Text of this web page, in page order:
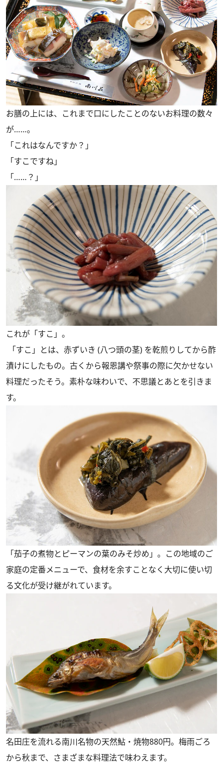
お膳の上には、これまで口にしたことのないお料理の数々
が……。
「これはなんですか？」
「すこですね」
「……？」
これが「すこ」。
「すこ」とは、赤ずいき (八つ頭の茎) を乾煎りしてから酢
漬けにしたもの。古くから報恩講や祭事の際に欠かせない
料理だったそう。素朴な味わいで、不思議とあとを引きま
す。
「茄子の煮物とピーマンの葉のみそ炒め」。この地域のご
家庭の定番メニューで、食材を余すことなく大切に使い切
る文化が受け継がれています。
名田庄を流れる南川名物の天然鮎・焼物880円。梅雨ごろ
から秋まで、さまざまな料理法で味わえます。